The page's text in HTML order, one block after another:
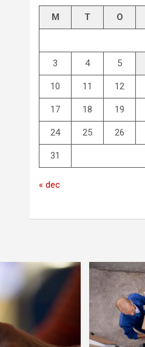
M T O
3 4 5
10 11 12
17 18 19
24 25 26
31
« dec